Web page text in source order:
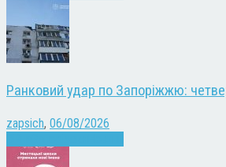
Ранковий удар по Запоріжжю:
zapsich, 06/08/2026